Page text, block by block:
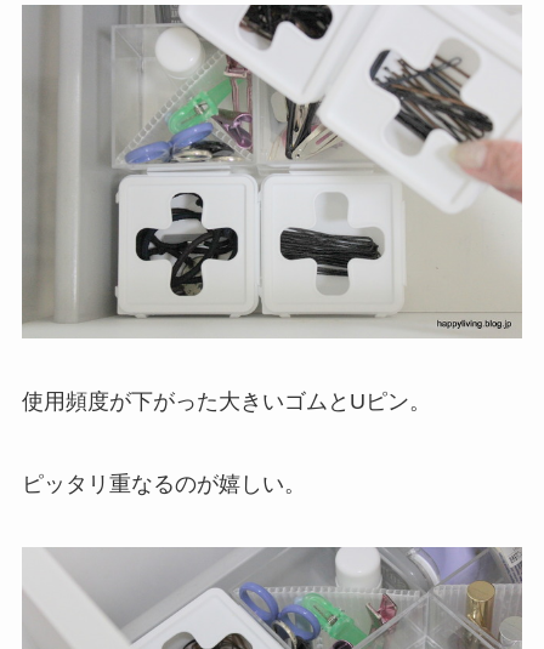
使用頻度が下がった大きいゴムとUピン。
ピッタリ重なるのが嬉しい。